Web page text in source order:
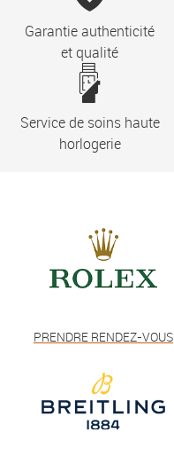
Garantie authenticité
et qualité
Service de soins haute
horlogerie
PRENDRE RENDEZ-VOUS